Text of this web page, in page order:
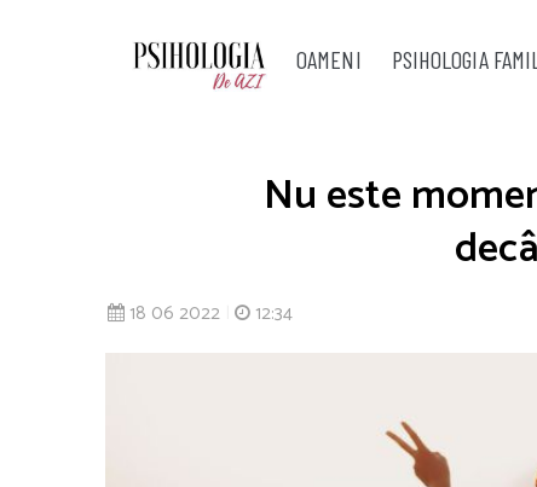
OAMENI PSIHOLOGIA
Nu este
18 06 2022 12:34